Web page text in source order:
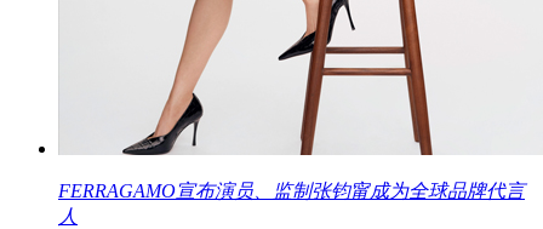
FERRAGAMO宣布演员、监制张钧甯成为全球品牌代言
人